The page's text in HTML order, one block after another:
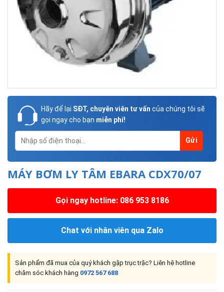
Hãy để lại SĐT, chuyên viên tư vấn của chúng tôi sẽ
gọi ngay cho bạn miễn phí!
MÁY BƠM LY TÂM EBARA CDX70/07
Gọi ngay hotline: 086 953 8186
Chat với nhân viên qua Zalo
Sản phẩm đã mua của quý khách gặp trục trặc? Liên hệ hotline
chăm sóc khách hàng 0972 567 688